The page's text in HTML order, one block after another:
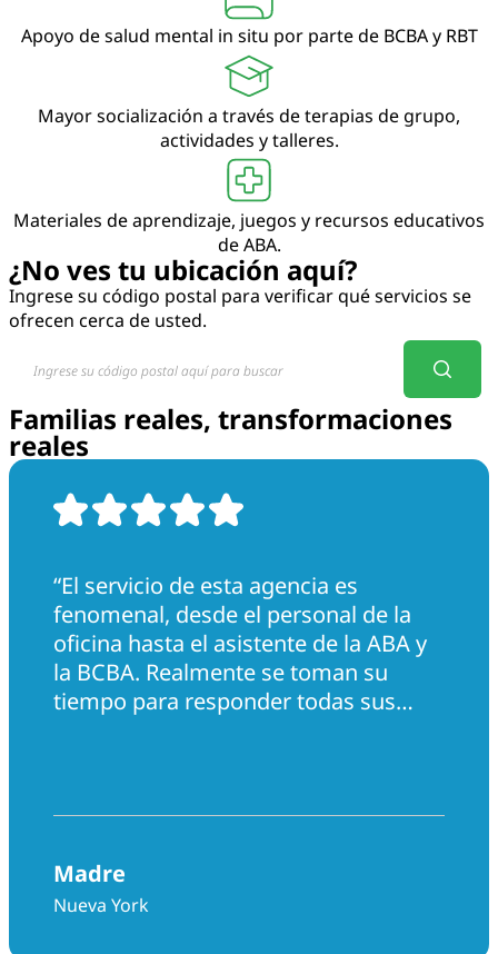
Apoyo de salud mental in situ por parte de BCBA y RBT
Mayor socialización a través de terapias de grupo,
actividades y talleres.
Materiales de aprendizaje, juegos y recursos educativos
de ABA.
¿No ves tu ubicación aquí?
Ingrese su código postal para verificar qué servicios se
ofrecen cerca de usted.
Familias reales, transformaciones
reales
“El servicio de esta agencia es
fenomenal, desde el personal de la
oficina hasta el asistente de la ABA y
la BCBA. Realmente se toman su
tiempo para responder todas sus
Madre
Nueva York